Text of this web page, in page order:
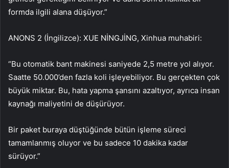
formda ilgili alana düşüyor.”
ANONS 2 (İngilizce): XUE NİNGJİNG, Xinhua muhabiri:
“Bu otomatik bant makinesi saniyede 2,5 metre yol alıyor.
Saatte 50.000’den fazla koli işleyebiliyor. Bu gerçekten çok
büyük miktar. Bu, hata yapma şansını azaltıyor, ayrıca insan
kaynağı maliyetini de düşürüyor.
Bir paket buraya düştüğünde bütün işleme süreci
tamamlanmış oluyor ve bu sadece 10 dakika kadar
sürüyor.”